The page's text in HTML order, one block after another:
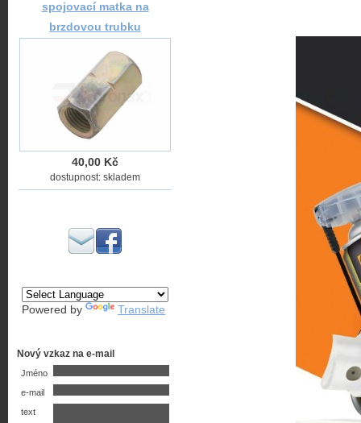
spojovací matka na
brzdovou trubku
40,00 Kč
dostupnost: skladem
Powered by Translate
Nový vzkaz na e-mail
Jméno
e-mail
text